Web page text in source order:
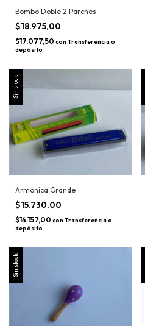
Bombo Doble 2 Parches
$18.975,00
$17.077,50 con Transferencia o
depósito
Sin stock
Armonica Grande
$15.730,00
$14.157,00 con Transferencia o
depósito
Sin stock